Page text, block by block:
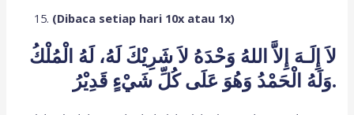
(Dibaca setiap hari 10x atau 1x)
لاَ إِلَـهَ إِلاَّ اللهُ وَحْدَهُ لاَ شَرِيْكَ لَهُ، لَهُ الْمُلْكُ
وَلَهُ الْحَمْدُ وَهُوَ عَلَى كُلِّ شَيْءٍ قَدِيْرُ.